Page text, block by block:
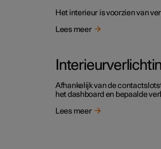
Het interieur is voorzien van
Lees meer
Afhankelijk van de
het dashboard en bepaalde
Lees meer